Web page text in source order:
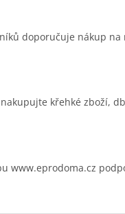
doporučuje nákup
křehké zboží,
www.eprodoma.cz